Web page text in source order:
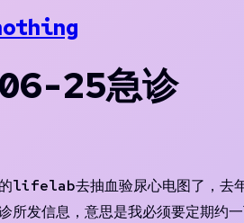
25急诊
lifelab去抽血验尿心电图了，去
发信息，意思是我必须要定期约